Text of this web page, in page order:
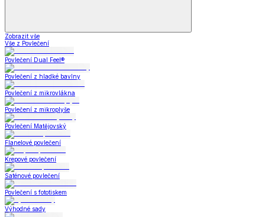
Zobrazit vše
Vše z Povlečení
Povlečení Dual Feel®
Povlečení z hladké bavlny
Povlečení z mikrovlákna
Povlečení z mikroplyše
Povlečení Matějovský
Flanelové povlečení
Krepové povlečení
Saténové povlečení
Povlečení s fototiskem
Výhodné sady